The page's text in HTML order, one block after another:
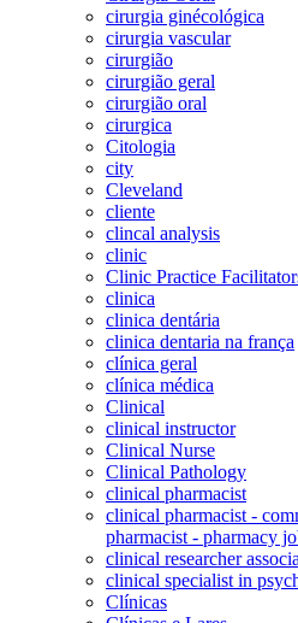
cirurgia ginécológica
cirurgia vascular
cirurgião
cirurgião geral
cirurgião oral
cirurgica
Citologia
city
Cleveland
cliente
clincal analysis
clinic
Clinic Practice
clinica
clinica dentária
clinica dentaria na frança
clínica geral
clínica médica
Clinical
clinical instructor
Clinical Nurse
Clinical Pathology
clinical pharmacist
clinical pharmacist -
pharmacist - pharmacy
clinical researcher
clinical specialist in
Clínicas